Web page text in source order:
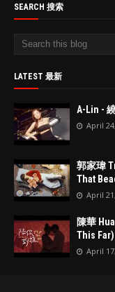
SEARCH 搜索
LATEST 最新
A-Lin -
April
郭家瑋
That
April
陳華
This Far)
April